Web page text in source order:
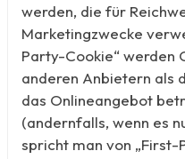
werden, die für
Marketingzwecke
Party-Cookie“ werden
anderen Anbietern als
das Onlineangebot
(andernfalls, wenn es
spricht man von „First-